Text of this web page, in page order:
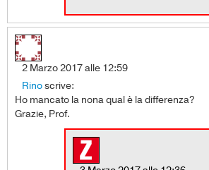
2 Marzo 2017 alle 12:59
Rinoscrive:
Ho mancato la nona qual è la differenza?
Grazie, Prof.